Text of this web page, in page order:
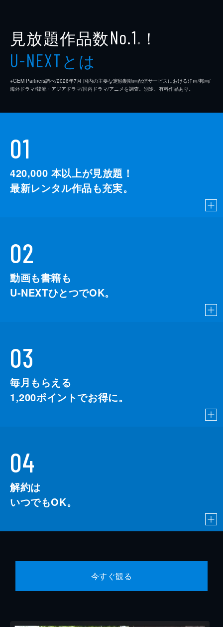
見放題作品数No.1 ※ ！
U-NEXTとは
※GEM Partners調べ/2026年7⽉ 国内の主要な定額制動画配信サービスにおける洋画/邦画/
海外ドラマ/韓流・アジアドラマ/国内ドラマ/アニメを調査。別途、有料作品あり。
01
420,000 本以上が見放題！
最新レンタル作品も充実。
02
動画も書籍も
U-NEXTひとつでOK。
03
毎月もらえる
1,200ポイントでお得に。
04
解約は
いつでもOK。
今すぐ観る